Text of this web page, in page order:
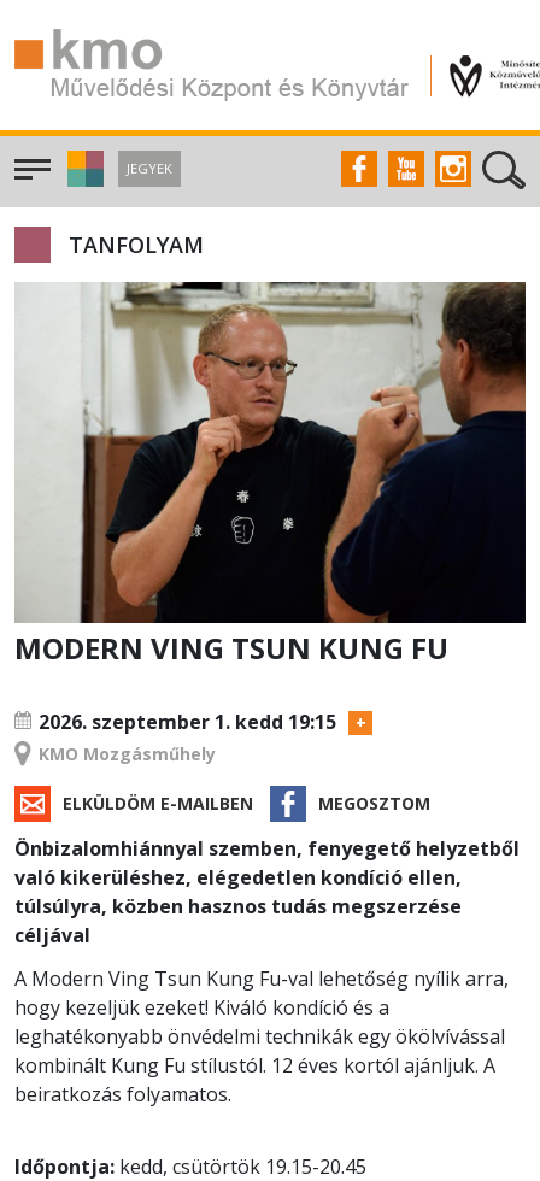
JEGYEK
TANFOLYAM
MODERN VING TSUN KUNG FU
2026. szeptember 1. kedd 19:15
KMO Mozgásműhely
ELKÜLDÖM E-MAILBEN MEGOSZTOM
Önbizalomhiánnyal szemben, fenyegető helyzetből
való kikerüléshez, elégedetlen kondíció ellen,
túlsúlyra, közben hasznos tudás megszerzése
céljával
A Modern Ving Tsun Kung Fu-val lehetőség nyílik arra,
hogy kezeljük ezeket! Kiváló kondíció és a
leghatékonyabb önvédelmi technikák egy ökölvívással
kombinált Kung Fu stílustól. 12 éves kortól ajánljuk. A
beiratkozás folyamatos.
Időpontja: kedd, csütörtök 19.15-20.45